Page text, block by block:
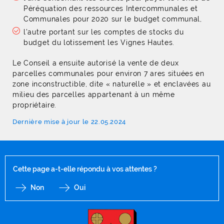
Péréquation des ressources Intercommunales et
Communales pour 2020 sur le budget communal,
l’autre portant sur les comptes de stocks du
budget du lotissement les Vignes Hautes.
Le Conseil a ensuite autorisé la vente de deux
parcelles communales pour environ 7 ares situées en
zone inconstructible, dite « naturelle » et enclavées au
milieu des parcelles appartenant à un même
propriétaire.
Dernière mise à jour le 22.05.2024
Cette page a-t-elle répondu à vos attentes ?
Non Oui